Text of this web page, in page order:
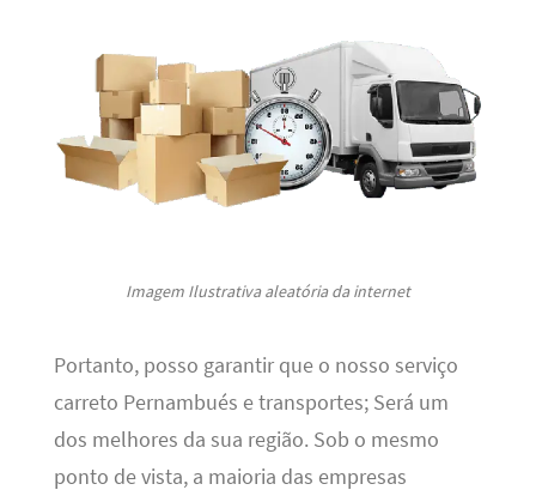
Imagem Ilustrativa aleatória da internet
Portanto, posso garantir que o nosso serviço
carreto Pernambués e transportes; Será um
dos melhores da sua região. Sob o mesmo
ponto de vista, a maioria das empresas